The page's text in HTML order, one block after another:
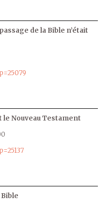
de la Bible n’était
le Nouveau Testament